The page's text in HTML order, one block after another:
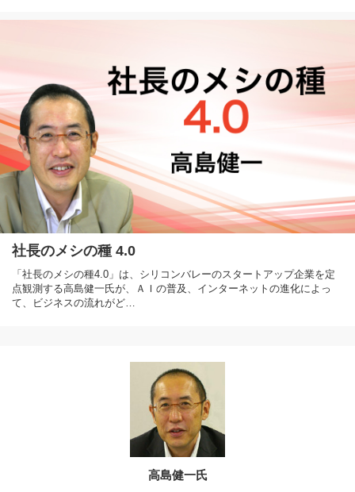
社長のメシの種 4.0
「社長のメシの種4.0」は、シリコンバレーのスタートアップ企業を定
点観測する高島健一氏が、ＡＩの普及、インターネットの進化によっ
て、ビジネスの流れがど…
高島健一氏